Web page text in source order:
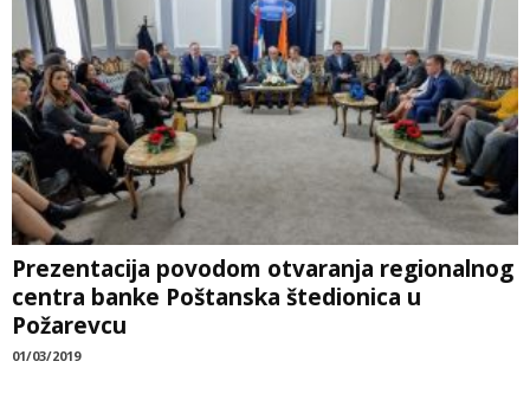
Prezentacija povodom otvaranja regionalnog
centra banke Poštanska štedionica u
Požarevcu
01/03/2019